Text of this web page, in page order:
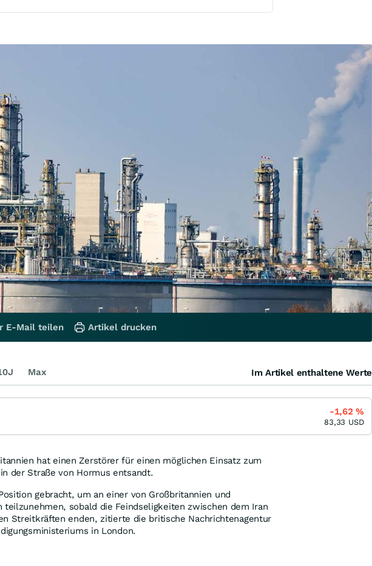
hat einen Zerstörer für einen möglichen Einsatz zum
der Straße von Hormus entsandt.
gebracht, um an einer von Großbritannien und
teilzunehmen, sobald die Feindseligkeiten zwischen dem Iran
Streitkräften enden, zitierte die britische Nachrichtenagentur
in London.
E-Mail teilen Artikel drucken
Max Im Artikel enthaltene Werte
-1,62%
83,33 USD